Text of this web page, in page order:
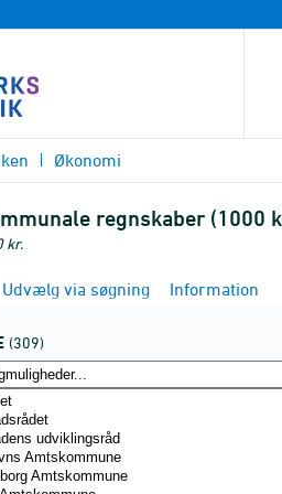
Økonomi
regnskaber (1000
kr.
Udvælg via søgning Information
(309)